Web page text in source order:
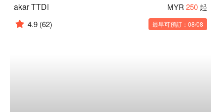
akar TTDI MYR 250 起
4.9 (62) 最早可預訂：08/08